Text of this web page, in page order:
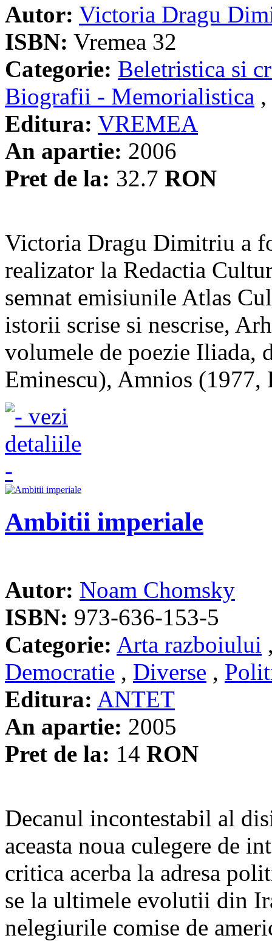
Autor: Victoria Dragu
ISBN: Vremea 32
Categorie: Beletristica si
Biografii - Memorialistica ,
Editura: VREMEA
An apartie: 2006
Pret de la: 32.7 RON
Victoria Dragu Dimitriu a
realizator la Redactia
semnat emisiunile Atlas
istorii scrise si nescrise,
volumele de poezie Iliada,
Eminescu), Amnios (1977,
Ambitii imperiale
Autor: Noam Chomsky
ISBN: 973-636-153-5
Categorie: Arta razboiului
Democratie , Diverse ,
Editura: ANTET
An apartie: 2005
Pret de la: 14 RON
Decanul incontestabil al
aceasta noua culegere de
critica acerba la adresa
se la ultimele evolutii din
nelegiurile comise de